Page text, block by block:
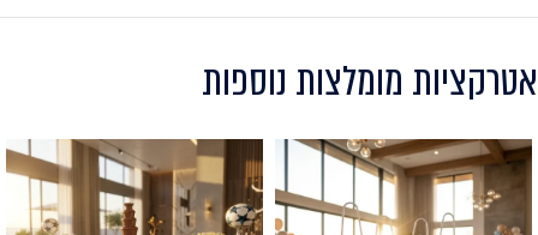
אטרקציות מומלצות נוספות